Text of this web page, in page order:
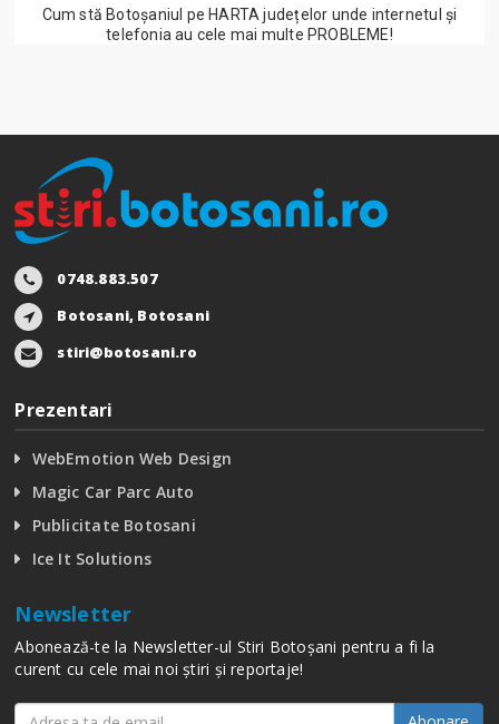
Cum stă Botoșaniul pe HARTA județelor unde internetul și
telefonia au cele mai multe PROBLEME!
0748.883.507
Botosani, Botosani
stiri@botosani.ro
Prezentari
WebEmotion Web Design
Magic Car Parc Auto
Publicitate Botosani
Ice It Solutions
Newsletter
Abonează-te la Newsletter-ul Stiri Botoșani pentru a fi la
curent cu cele mai noi știri și reportaje!